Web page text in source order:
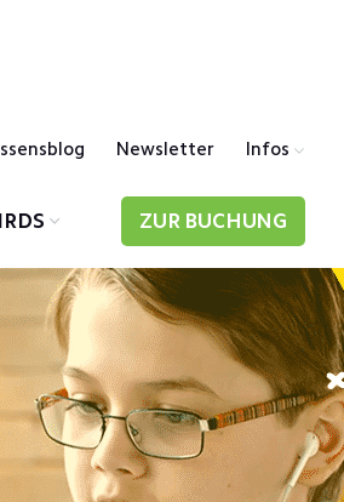
Newsletter Infos
ZUR BUCHUNG